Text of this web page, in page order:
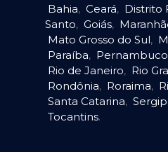
Bahia, Ceará, Distrito
Santo, Goiás,
Mato Grosso do Sul,
Paraíba, Pernambuco
Rio de Janeiro, Rio
Rondônia, Roraima,
Santa Catarina,
Tocantins.